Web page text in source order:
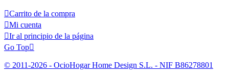
Carrito de la compra
Mi cuenta
Ir al principio de la página
Go Top
© 2011-2026 - OcioHogar Home Design S.L. - NIF B86278801